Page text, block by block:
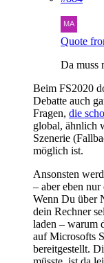
Quote
Da muss
Beim FS2020
Debatte auch
Fragen, die
global, ähnlich
Szenerie
möglich ist.
Ansonsten
– aber eben
Wenn Du über
dein Rechner
laden – warum
auf Microsofts
bereitgestellt.